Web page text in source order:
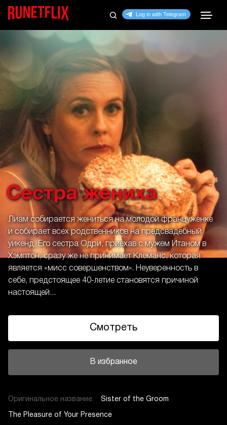
Сестра жениха
Лиам собирается жениться на молодой француженке
и собирает всех родственников на предсвадебный
уикенд. Его сестра Одри, приехав с мужем Итаном в
Хэмптон, сразу же не принимает Клеманс, которая
является «мисс совершенством». Неуверенность в
себе, предстоящее 40-летие становятся причиной
настоящей...
Смотреть
В избранное
Оригинальное название: Sister of the Groom
The Pleasure of Your Presence